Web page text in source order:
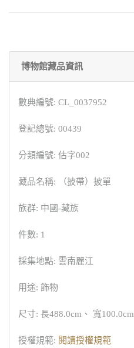
博物館藏品資訊
數典編號: CL_0037952
登記總號: 00439
分類編號: 估字002
藏品名稱: （披帶）披單
族群: 中國-藏族
件數: 1
採集地點: 雲南麗江
用途: 飾物
尺寸: 長488.0cm、 寬100.0cm
授權規範: 閱讀授權規範